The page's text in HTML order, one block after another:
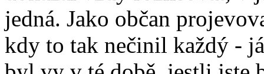
jedná. Jako občan
kdy to tak nečinil každý -